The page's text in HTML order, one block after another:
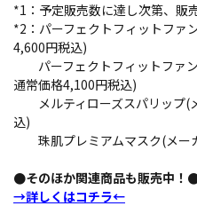
*1：予定販売数に達し次第、販
*2：パーフェクトフィットファ
4,600円税込)
パーフェクトフィットファ
通常価格4,100円税込)
メルティローズスパリップ(
込)
珠肌プレミアムマスク(メー
●そのほか関連商品も販売中！
→詳しくはコチラ←